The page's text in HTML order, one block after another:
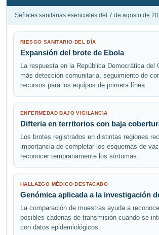
Señales sanitarias esenciales del 7 de agosto de
RIESGO SANITARIO DEL DÍA
Expansión del brote de Ebola
La respuesta en la República Democrática del
más detección comunitaria, seguimiento de
recursos para los equipos de primera línea.
ENFERMEDAD BAJO VIGILANCIA
Difteria en territorios con baja
Los brotes registrados en distintas regiones
importancia de completar los esquemas de
reconocer tempranamente los síntomas.
HALLAZGO MÉDICO DESTACADO
Genómica aplicada a la investigación
La comparación de muestras ayuda a
posibles cadenas de transmisión cuando se
con datos epidemiológicos.